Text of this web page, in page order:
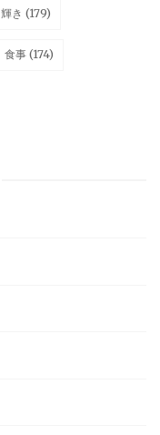
輝き (179)
食事 (174)